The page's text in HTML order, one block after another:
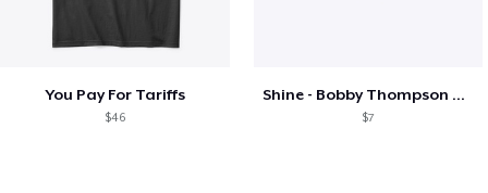
You Pay For Tariffs
$46
Shine - Bobby Thompson Band Merch
$7